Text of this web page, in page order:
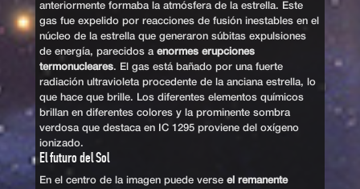
anteriormente formaba la atmósfera de la estrella. Este
gas fue expelido por reacciones de fusión inestables en el
núcleo de la estrella que generaron súbitas expulsiones
de energía, parecidos a enormes erupciones
termonucleares. El gas está bañado por una fuerte
radiación ultravioleta procedente de la anciana estrella, lo
que hace que brille. Los diferentes elementos químicos
brillan en diferentes colores y la prominente sombra
verdosa que destaca en IC 1295 proviene del oxígeno
ionizado.
El futuro del Sol
En el centro de la imagen puede verse el remanente